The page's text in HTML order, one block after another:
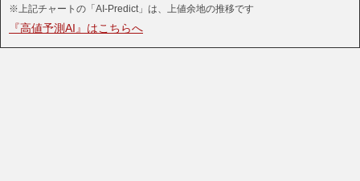
※上記チャートの「AI-Predict」は、上値余地の推移です
『高値予測AI』はこちらへ